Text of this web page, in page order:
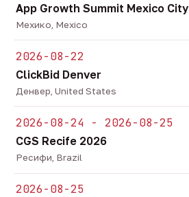
App Growth Summit Mexico City
Мехико, Mexico
2026-08-22
ClickBid Denver
Денвер, United States
2026-08-24 - 2026-08-25
CGS Recife 2026
Ресифи, Brazil
2026-08-25